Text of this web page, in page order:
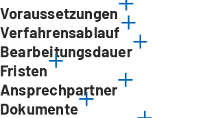
Voraussetzungen
Verfahrensablauf
Bearbeitungsdauer
Fristen
Ansprechpartner
Dokumente